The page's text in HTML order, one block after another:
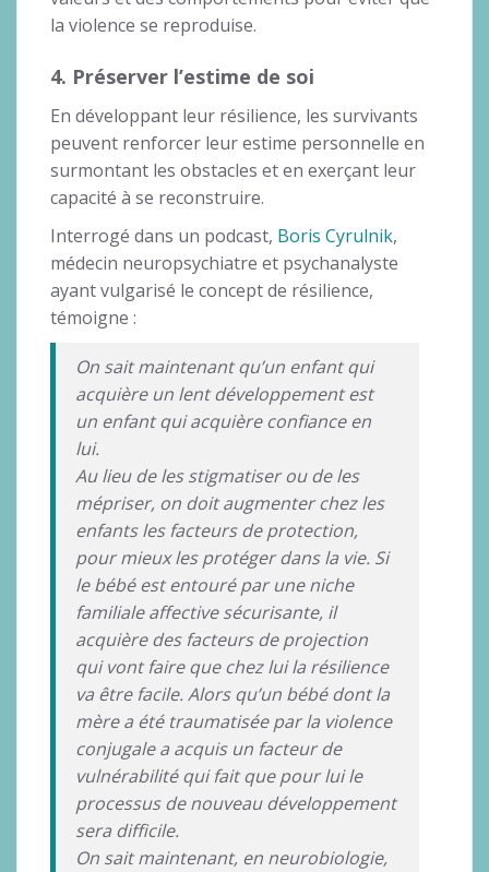
la violence se reproduise.
4. Préserver l’estime de soi
En développant leur résilience, les survivants
peuvent renforcer leur estime personnelle en
surmontant les obstacles et en exerçant leur
capacité à se reconstruire.
Interrogé dans un podcast, Boris Cyrulnik,
médecin neuropsychiatre et psychanalyste
ayant vulgarisé le concept de résilience,
témoigne :
On sait maintenant qu’un enfant qui
acquière un lent développement est
un enfant qui acquière confiance en
lui.
Au lieu de les stigmatiser ou de les
mépriser, on doit augmenter chez les
enfants les facteurs de protection,
pour mieux les protéger dans la vie. Si
le bébé est entouré par une niche
familiale affective sécurisante, il
acquière des facteurs de projection
qui vont faire que chez lui la résilience
va être facile. Alors qu’un bébé dont la
mère a été traumatisée par la violence
conjugale a acquis un facteur de
vulnérabilité qui fait que pour lui le
processus de nouveau développement
sera difficile.
On sait maintenant, en neurobiologie,